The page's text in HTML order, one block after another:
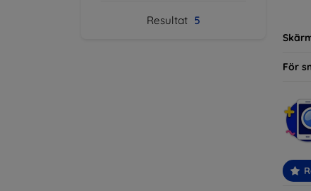
Resultat 5
För